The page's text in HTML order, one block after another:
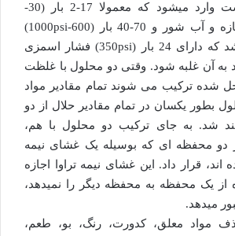
دارای غلظت بالاست وارد میشود که معمولا 17-2 بار (30-
250psi) برای آب تازه و آب شور و 70-40 بار (600-1000psi)
برای آب دریا میباشد که دارای 24 بار (350psi) فشار اسمزی
به آن غلبه شود. وقتی دو محلول با غلظت
شده ترکیب می شوند تمام مقادیر مواد
بطور یکسان در تمام مقادیر حلال از دو
شد. به جای ترکیب دو محلول با هم،
دو محفظه ای که بوسیله یک غشای نیمه
اند، قرار داد. این غشای نیمه تراوا اجازه
یک محفظه به محفظه دیگر را نمیدهد،
میدهد.
مواد معلق، کدورت، رنگ، بو، طعم،